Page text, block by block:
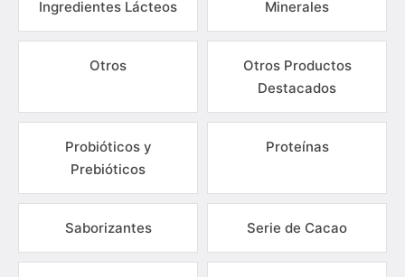
Ingredientes Lácteos Minerales
Otros
Otros Productos
Destacados
Probióticos y
Prebióticos
Proteínas
Saborizantes Serie de Cacao